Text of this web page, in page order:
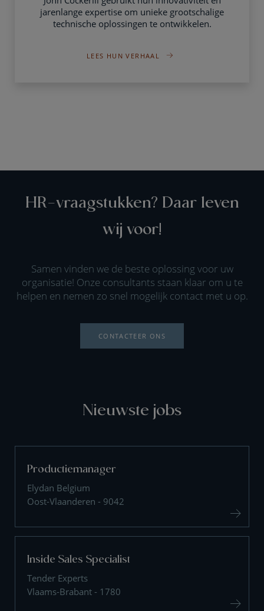
jarenlange expertise om unieke grootschalige
technische oplossingen te ontwikkelen.
LEES HUN VERHAAL
HR-vraagstukken? Daar leven
wij voor!
Samen vinden we de beste oplossing voor uw
organisatie! Onze consultants staan klaar om u te
helpen en nemen zo snel mogelijk contact met u op.
CONTACTEER ONS
Nieuwste jobs
Productiemanager
Elydan Belgium
Oost-Vlaanderen - 9042
Inside Sales Specialist
Tender Experts
Vlaams-Brabant - 1780